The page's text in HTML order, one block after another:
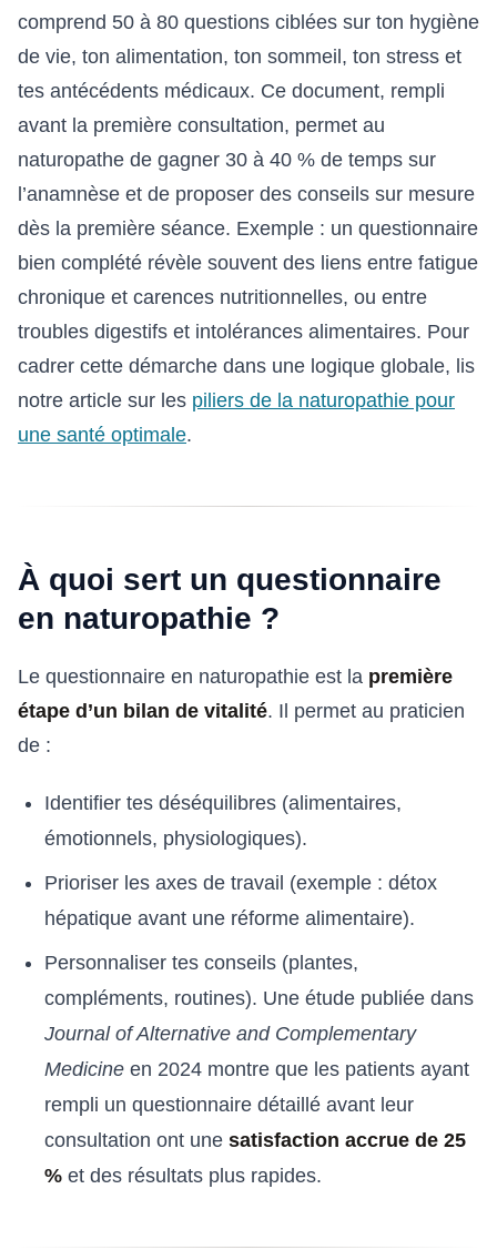
comprend 50 à 80 questions ciblées sur ton hygiène
de vie, ton alimentation, ton sommeil, ton stress et
tes antécédents médicaux. Ce document, rempli
avant la première consultation, permet au
naturopathe de gagner 30 à 40 % de temps sur
l’anamnèse et de proposer des conseils sur mesure
dès la première séance. Exemple : un questionnaire
bien complété révèle souvent des liens entre fatigue
chronique et carences nutritionnelles, ou entre
troubles digestifs et intolérances alimentaires. Pour
cadrer cette démarche dans une logique globale, lis
notre article sur les piliers de la naturopathie pour
une santé optimale.
À quoi sert un questionnaire
en naturopathie ?
Le questionnaire en naturopathie est la première
étape d’un bilan de vitalité. Il permet au praticien
de :
Identifier tes déséquilibres (alimentaires,
émotionnels, physiologiques).
Prioriser les axes de travail (exemple : détox
hépatique avant une réforme alimentaire).
Personnaliser tes conseils (plantes,
compléments, routines). Une étude publiée dans
Journal of Alternative and Complementary
Medicine en 2024 montre que les patients ayant
rempli un questionnaire détaillé avant leur
consultation ont une satisfaction accrue de 25
% et des résultats plus rapides.